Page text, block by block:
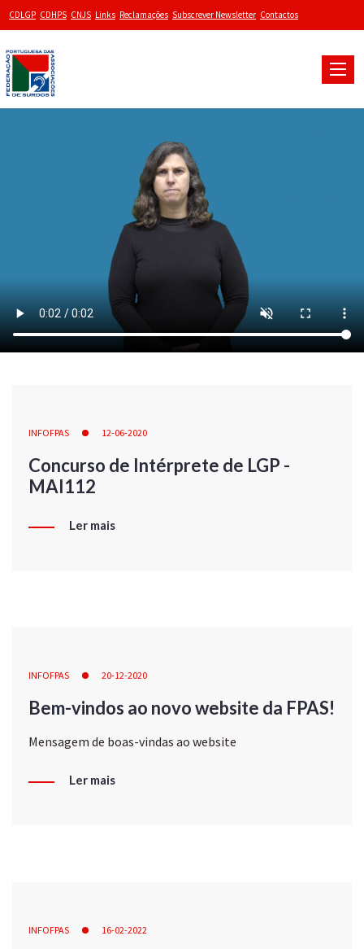
CDLGP CDHPS CNJS Links Reclamações Subscrever Newsletter Contactos
Toggle
INFOFPAS 12-06-2020
Concurso de Intérprete de LGP -
MAI112
Ler mais
INFOFPAS 20-12-2020
Bem-vindos ao novo website da FPAS!
Mensagem de boas-vindas ao website
Ler mais
INFOFPAS 16-02-2022